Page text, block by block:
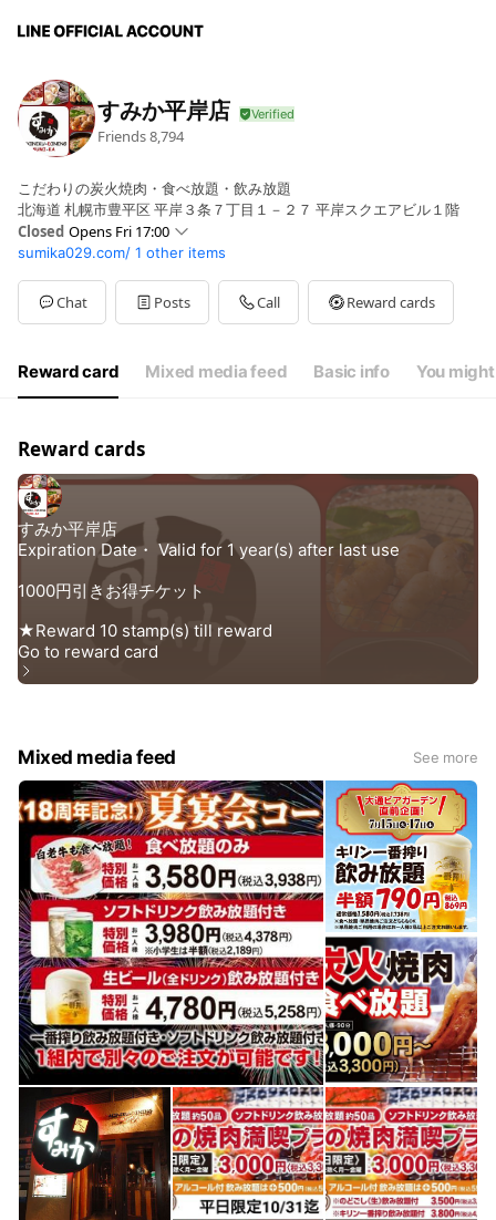
すみか平岸店
Friends8,794
こだわりの炭火焼肉・食べ放題・飲み放題
北海道 札幌市豊平区 平岸３条７丁目１－２７ 平岸スクエアビル１階
Closed Opens Fri 17:00
Sun17:00 - 23:00
Mon17:00 - 23:00
Tue17:00 - 23:00
Wed17:00 - 23:00
Fri
17:00 - 00:00
Sat17:00 - 00:00
日〜木17:00〜23:00（金・土 24:00）
sumika029.com/ 1 other items
Chat Posts Call Reward cards
Reward card Mixed media feed Basic info You
Reward cards
Mixed media feed See more